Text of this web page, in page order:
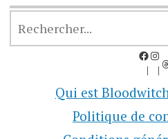
Qui est
Politique de